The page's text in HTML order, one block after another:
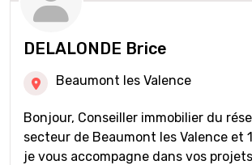
DELALONDE Brice
Beaumont les Valence
Bonjour, Conseiller immobilier du réseau IAD sur le
secteur de Beaumont les Valence et
je vous accompagne dans vos